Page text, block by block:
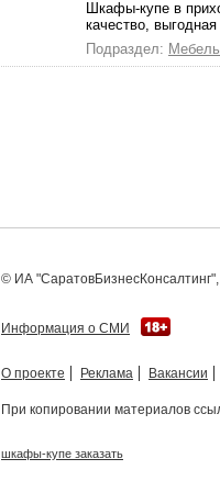
Шкафы-купе в
качество,
Подраздел:
© ИА
Информация о СМИ
О проекте Реклама Вакансии
При копировании материалов
шкафы-купе заказать